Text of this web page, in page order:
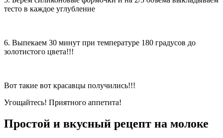
тесто в каждое углубление
6. Выпекаем 30 минут при температуре 180 градусов до
золотистого цвета!!!
Вот такие вот красавцы получились!!!
Угощайтесь! Приятного аппетита!
Простой и вкусный рецепт на молоке